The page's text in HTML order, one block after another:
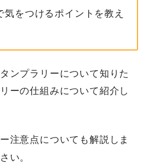
気をつけるポイントを教え
ンプラリーについて知りた
ーの仕組みについて紹介し
注意点についても解説しま
い。